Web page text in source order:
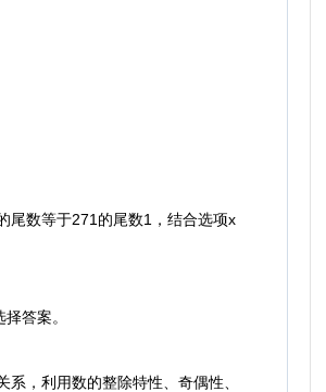
数等于271的尾数1，结合选项x
答案。
，利用数的整除特性、奇偶性、